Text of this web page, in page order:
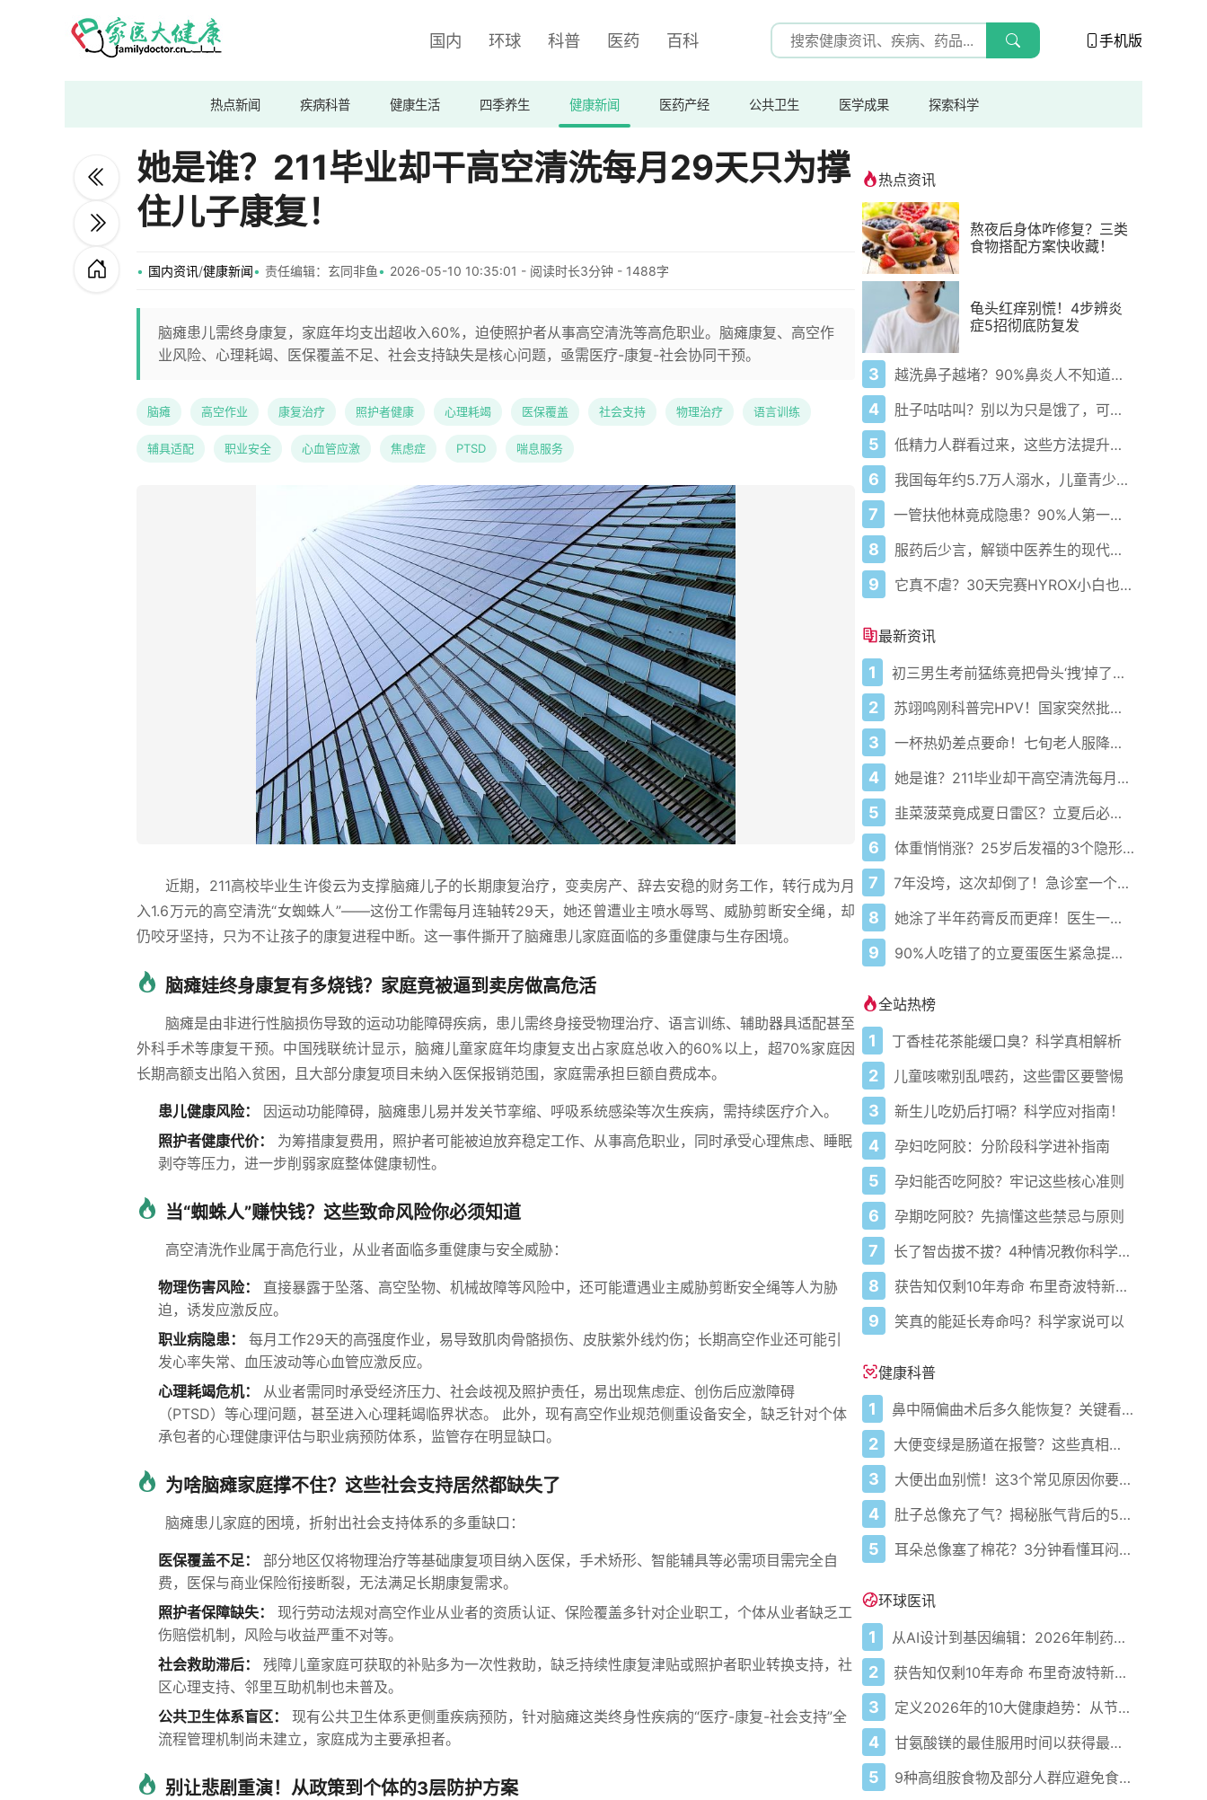
国内 环球 科普 医药 百科 手机版
热点新闻 疾病科普 健康生活 四季养生 健康新闻 医药产经 公共卫生 医学成果 探索科学
她是谁？211毕业却干高空清洗每月29天只为撑
住儿子康复！
国内资讯/健康新闻 责任编辑：玄同非鱼​ 2026-05-10 10:35:01 - 阅读时长3分钟 - 1488字
脑瘫患儿需终身康复，家庭年均支出超收入60%，迫使照护者从事高空清洗等高危职业。脑瘫康复、高空作
业风险、心理耗竭、医保覆盖不足、社会支持缺失是核心问题，亟需医疗-康复-社会协同干预。
脑瘫 高空作业 康复治疗 照护者健康 心理耗竭 医保覆盖 社会支持 物理治疗 语言训练
辅具适配 职业安全 心血管应激 焦虑症 PTSD 喘息服务
近期，211高校毕业生许俊云为支撑脑瘫儿子的长期康复治疗，变卖房产、辞去安稳的财务工作，转行成为月
入1.6万元的高空清洗“女蜘蛛人”——这份工作需每月连轴转29天，她还曾遭业主喷水辱骂、威胁剪断安全绳，却
仍咬牙坚持，只为不让孩子的康复进程中断。这一事件撕开了脑瘫患儿家庭面临的多重健康与生存困境。
脑瘫娃终身康复有多烧钱？家庭竟被逼到卖房做高危活
脑瘫是由非进行性脑损伤导致的运动功能障碍疾病，患儿需终身接受物理治疗、语言训练、辅助器具适配甚至
外科手术等康复干预。中国残联统计显示，脑瘫儿童家庭年均康复支出占家庭总收入的60%以上，超70%家庭因
长期高额支出陷入贫困，且大部分康复项目未纳入医保报销范围，家庭需承担巨额自费成本。
患儿健康风险：
因运动功能障碍，脑瘫患儿易并发关节挛缩、呼吸系统感染等次生疾病，需持续医疗介入。
照护者健康代价：
为筹措康复费用，照护者可能被迫放弃稳定工作、从事高危职业，同时承受心理焦虑、睡眠
剥夺等压力，进一步削弱家庭整体健康韧性。
当“蜘蛛人”赚快钱？这些致命风险你必须知道
高空清洗作业属于高危行业，从业者面临多重健康与安全威胁：
物理伤害风险：
直接暴露于坠落、高空坠物、机械故障等风险中，还可能遭遇业主威胁剪断安全绳等人为胁
迫，诱发应激反应。
职业病隐患：
每月工作29天的高强度作业，易导致肌肉骨骼损伤、皮肤紫外线灼伤；长期高空作业还可能引
发心率失常、血压波动等心血管应激反应。
心理耗竭危机：
从业者需同时承受经济压力、社会歧视及照护责任，易出现焦虑症、创伤后应激障碍
（PTSD）等心理问题，甚至进入心理耗竭临界状态。 此外，现有高空作业规范侧重设备安全，缺乏针对个体
承包者的心理健康评估与职业病预防体系，监管存在明显缺口。
为啥脑瘫家庭撑不住？这些社会支持居然都缺失了
脑瘫患儿家庭的困境，折射出社会支持体系的多重缺口：
医保覆盖不足：
部分地区仅将物理治疗等基础康复项目纳入医保，手术矫形、智能辅具等必需项目需完全自
费，医保与商业保险衔接断裂，无法满足长期康复需求。
照护者保障缺失：
现行劳动法规对高空作业从业者的资质认证、保险覆盖多针对企业职工，个体从业者缺乏工
伤赔偿机制，风险与收益严重不对等。
社会救助滞后：
残障儿童家庭可获取的补贴多为一次性救助，缺乏持续性康复津贴或照护者职业转换支持，社
区心理支持、邻里互助机制也未普及。
公共卫生体系盲区：
现有公共卫生体系更侧重疾病预防，针对脑瘫这类终身性疾病的“医疗-康复-社会支持”全
流程管理机制尚未建立，家庭成为主要承担者。
别让悲剧重演！从政策到个体的3层防护方案
热点资讯
熬夜后身体咋修复？三类
食物搭配方案快收藏！
龟头红痒别慌！4步辨炎
症5招彻底防复发
3 越洗鼻子越堵？90%鼻炎人不知道的洗鼻真相
4 肚子咕咕叫？别以为只是饿了，可能是身体在求救！
5 低精力人群看过来，这些方法提升精力
6 我国每年约5.7万人溺水，儿童青少年占比超56%！
7 一管扶他林竟成隐患？90%人第一步就错了！
8 服药后少言，解锁中医养生的现代秘密
9 它真不虐？30天完赛HYROX小白也能冲！
最新资讯
1 初三男生考前猛练竟把骨头‘拽’掉了？青春期这处最怕突击冲刺！
2 苏翊鸣刚科普完HPV！国家突然批准男生打九价疫苗了？
3 一杯热奶差点要命！七旬老人服降压药后喝它突发低血压危象医生紧急预警
4 她是谁？211毕业却干高空清洗每月29天只为撑住儿子康复！
5 韭菜菠菜竟成夏日雷区？立夏后必吃的3样黄金菜便宜又养人
6 体重悄悄涨？25岁后发福的3个隐形推手你中了几个？
7 7年没垮，这次却倒了！急诊室一个声音就触发她的创伤闪回
8 她涂了半年药膏反而更痒！医生一句话救了她
9 90%人吃错了的立夏蛋医生紧急提醒这3类人千万别碰
全站热榜
1 丁香桂花茶能缓口臭？科学真相解析
2 儿童咳嗽别乱喂药，这些雷区要警惕
3 新生儿吃奶后打嗝？科学应对指南！
4 孕妇吃阿胶：分阶段科学进补指南
5 孕妇能否吃阿胶？牢记这些核心准则
6 孕期吃阿胶？先搞懂这些禁忌与原则
7 长了智齿拔不拔？4种情况教你科学判断
8 获告知仅剩10年寿命 布里奇波特新生儿重症监护室护士在活体肝移植后重获新生
9 笑真的能延长寿命吗？科学家说可以
健康科普
1 鼻中隔偏曲术后多久能恢复？关键看这几点
2 大便变绿是肠道在报警？这些真相你必须知道
3 大便出血别慌！这3个常见原因你要知道
4 肚子总像充了气？揭秘胀气背后的5大元凶与自救指南
5 耳朵总像塞了棉花？3分钟看懂耳闷的真相与自救指南
环球医讯
1 从AI设计到基因编辑：2026年制药领域重大突破
2 获告知仅剩10年寿命 布里奇波特新生儿重症监护室护士在活体肝移植后重获新生
3 定义2026年的10大健康趋势：从节律健康到冷热交替疗法
4 甘氨酸镁的最佳服用时间以获得最大益处，据科学所说
5 9种高组胺食物及部分人群应避免食用的原因